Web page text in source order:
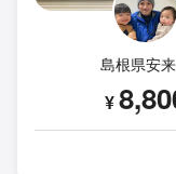
島根県安
¥